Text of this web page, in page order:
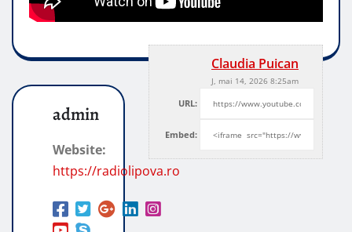
Claudia Puican
J, mai 14, 2026 8:25am
URL:
Embed:
admin
Website:
https://radiolipova.ro